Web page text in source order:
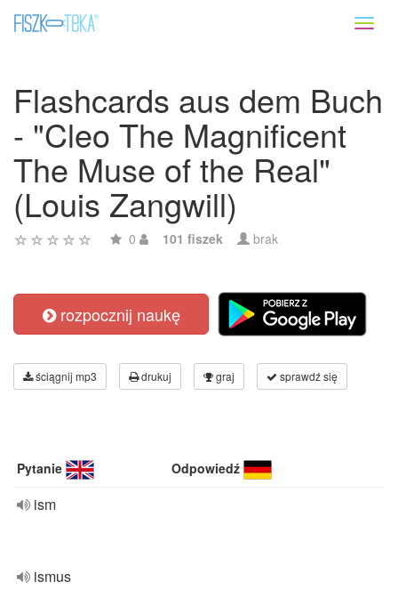
Flashcards aus dem Buch
- "Cleo The Magnificent
The Muse of the Real"
(Louis Zangwill)
0 101 fiszek brak
rozpocznij naukę
ściągnij mp3 drukuj graj sprawdź się
Pytanie Odpowiedź
ism
ismus